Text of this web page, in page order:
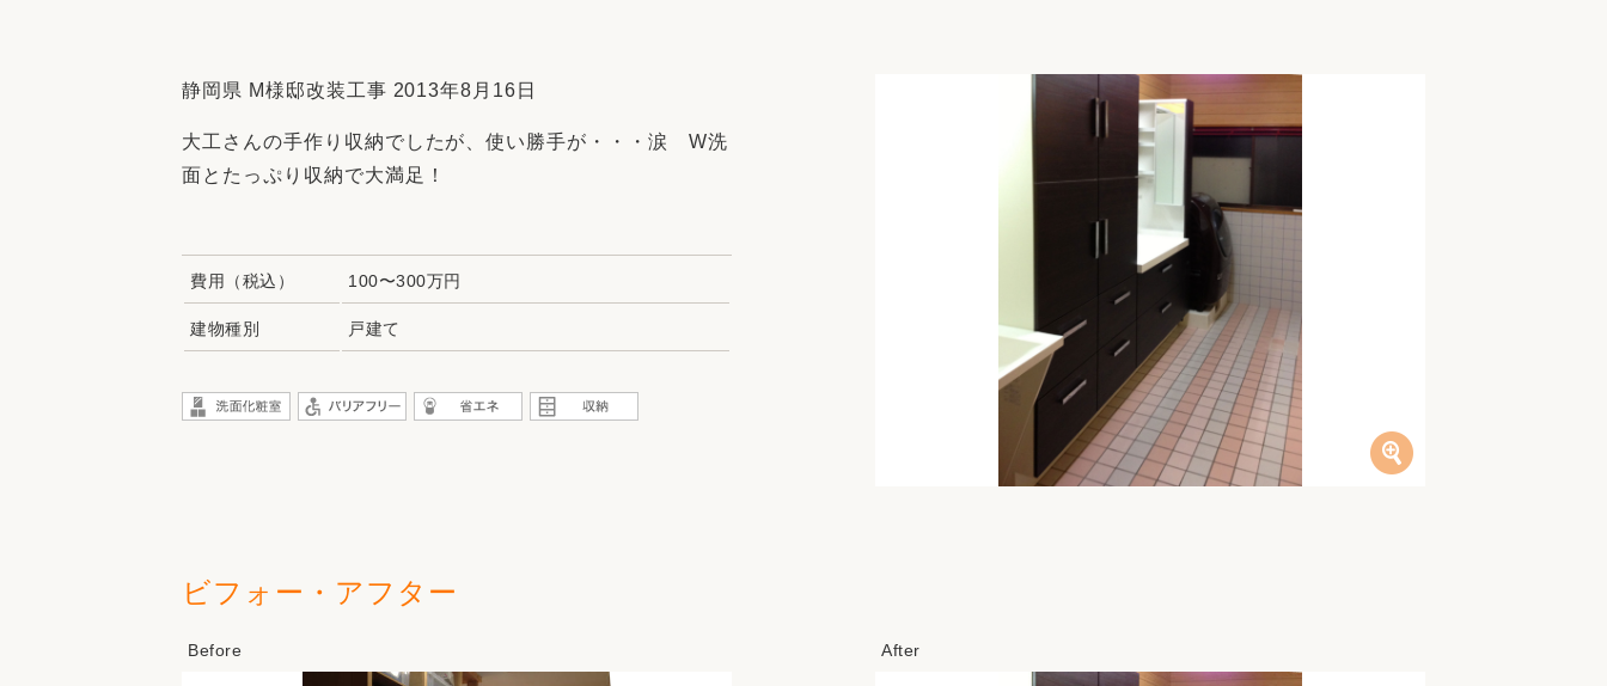
お客さまの声 3Dシミュレーション
リフォームアクセル
中古物件探しから性能向上リフォームをワン
ストップ
静岡県 M様邸改装工事 2013年8月16日
大工さんの手作り収納でしたが、使い勝手が・・・涙 W洗
面とたっぷり収納で大満足！
費用（税込） 100〜300万円
建物種別 戸建て
ビフォー・アフター